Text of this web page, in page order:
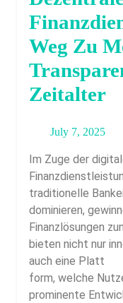
Weg Zu
Zeitalter
July 7, 2025July
Im Zuge der digitalen Transformation verändern sich
traditionelle
dominieren,
Finanzlösungen
bieten nicht nur
auch eine Platt
form, welche
prominente